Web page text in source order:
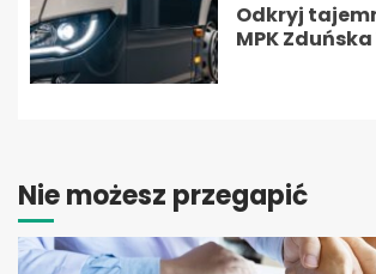
Odkryj
MPK
Nie możesz przegapić